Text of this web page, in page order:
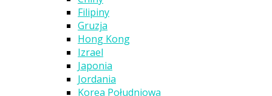
Filipiny
Gruzja
Hong Kong
Izrael
Japonia
Jordania
Korea Południowa